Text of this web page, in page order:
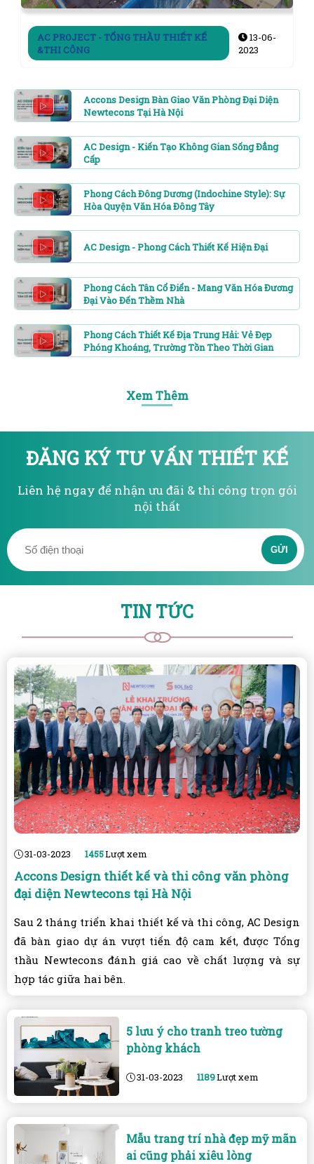
AC PROJECT - TỔNG THẦU THIẾT KẾ
&THI CÔNG
13-06-
2023
Accons Design Bàn Giao Văn Phòng Đại Diện
Newtecons Tại Hà Nội
AC Design - Kiến Tạo Không Gian Sống Đẳng
Cấp
Phong Cách Đông Dương (Indochine Style): Sự
Hòa Quyện Văn Hóa Đông Tây
AC Design - Phong Cách Thiết Kế Hiện Đại
Phong Cách Tân Cổ Điển - Mang Văn Hóa Đương
Đại Vào Đến Thềm Nhà
Phong Cách Thiết Kế Địa Trung Hải: Vẻ Đẹp
Phóng Khoáng, Trường Tồn Theo Thời Gian
Xem Thêm
ĐĂNG KÝ TƯ VẤN THIẾT KẾ
Liên hệ ngay để nhận ưu đãi & thi công trọn gói
nội thất
GỬI
TIN TỨC
31-03-2023 1455Lượt xem
Accons Design thiết kế và thi công văn phòng
đại diện Newtecons tại Hà Nội
Sau 2 tháng triển khai thiết kế và thi công, AC Design
đã bàn giao dự án vượt tiến độ cam kết, được Tổng
thầu Newtecons đánh giá cao về chất lượng và sự
hợp tác giữa hai bên.
5 lưu ý cho tranh treo tường
phòng khách
31-03-2023 1189Lượt xem
Mẫu trang trí nhà đẹp mỹ mãn
ai cũng phải xiêu lòng